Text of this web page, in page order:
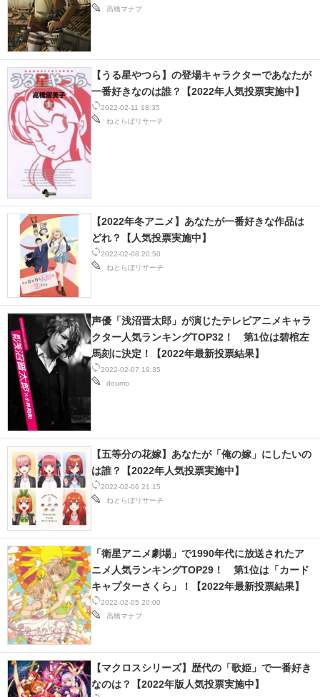
高橋マナブ
2022-02-11 18:35
ねとらぼリサーチ
【うる星やつら】の登場キャラクターであなたが
一番好きなのは誰？【2022年人気投票実施中】
2022-02-08 20:50
ねとらぼリサーチ
【2022年冬アニメ】あなたが一番好きな作品は
どれ？【人気投票実施中】
2022-02-07 19:35
doumo
声優「浅沼晋太郎」が演じたテレビアニメキャラ
クター人気ランキングTOP32！ 第1位は碧棺左
馬刻に決定！【2022年最新投票結果】
2022-02-06 21:15
ねとらぼリサーチ
【五等分の花嫁】あなたが「俺の嫁」にしたいの
は誰？【2022年人気投票実施中】
2022-02-05 20:00
高橋マナブ
「衛星アニメ劇場」で1990年代に放送されたア
ニメ人気ランキングTOP29！ 第1位は「カード
キャプターさくら」！【2022年最新投票結果】
【マクロスシリーズ】歴代の「歌姫」で一番好き
なのは？【2022年版人気投票実施中】